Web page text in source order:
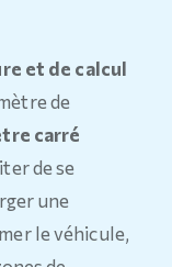
et de calcul
de
carré
de se
une
le véhicule,